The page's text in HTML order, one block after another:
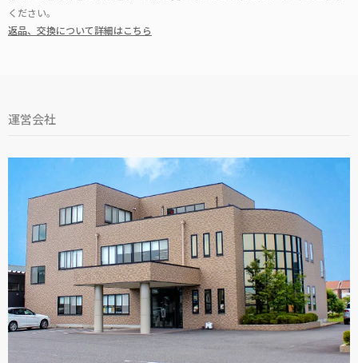
ください。
返品、交換について詳細はこちら
運営会社